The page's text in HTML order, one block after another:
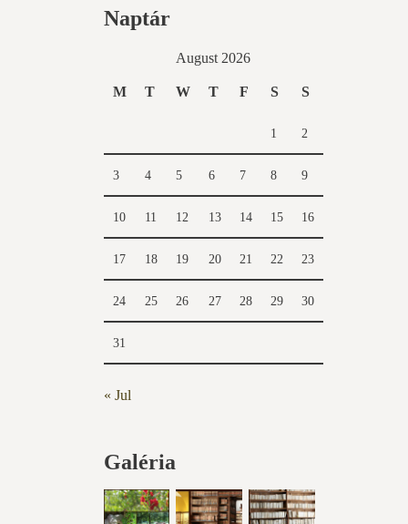
Naptár
August 2026
M T W T F S S
1 2
3 4 5 6 7 8 9
10 11 12 13 14 15 16
17 18 19 20 21 22 23
24 25 26 27 28 29 30
31
« Jul
Galéria